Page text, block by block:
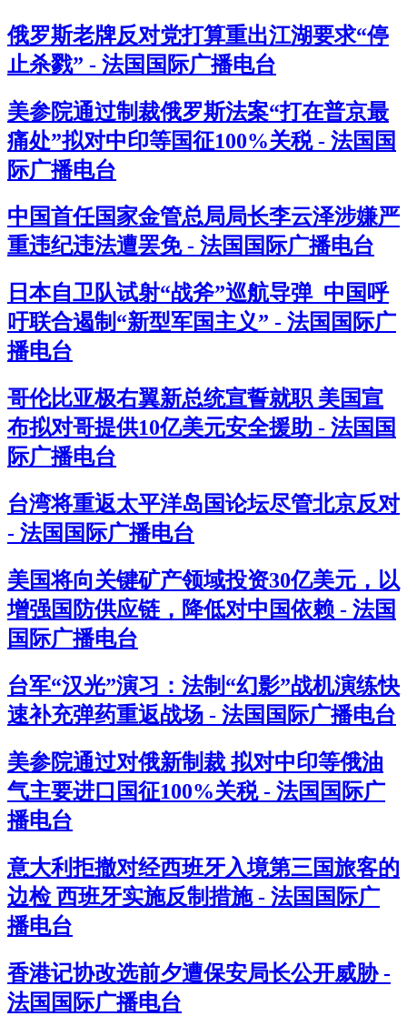
俄罗斯老牌反对党打算重出江湖要求“停
止杀戮” - 法国国际广播电台
美参院通过制裁俄罗斯法案“打在普京最
痛处”拟对中印等国征100%关税 - 法国国
际广播电台
中国首任国家金管总局局长李云泽涉嫌严
重违纪违法遭罢免 - 法国国际广播电台
日本自卫队试射“战斧”巡航导弹 中国呼
吁联合遏制“新型军国主义” - 法国国际广
播电台
哥伦比亚极右翼新总统宣誓就职 美国宣
布拟对哥提供10亿美元安全援助 - 法国国
际广播电台
台湾将重返太平洋岛国论坛尽管北京反对
- 法国国际广播电台
美国将向关键矿产领域投资30亿美元，以
增强国防供应链，降低对中国依赖 - 法国
国际广播电台
台军“汉光”演习：法制“幻影”战机演练快
速补充弹药重返战场 - 法国国际广播电台
美参院通过对俄新制裁 拟对中印等俄油
气主要进口国征100%关税 - 法国国际广
播电台
意大利拒撤对经西班牙入境第三国旅客的
边检 西班牙实施反制措施 - 法国国际广
播电台
香港记协改选前夕遭保安局长公开威胁 -
法国国际广播电台